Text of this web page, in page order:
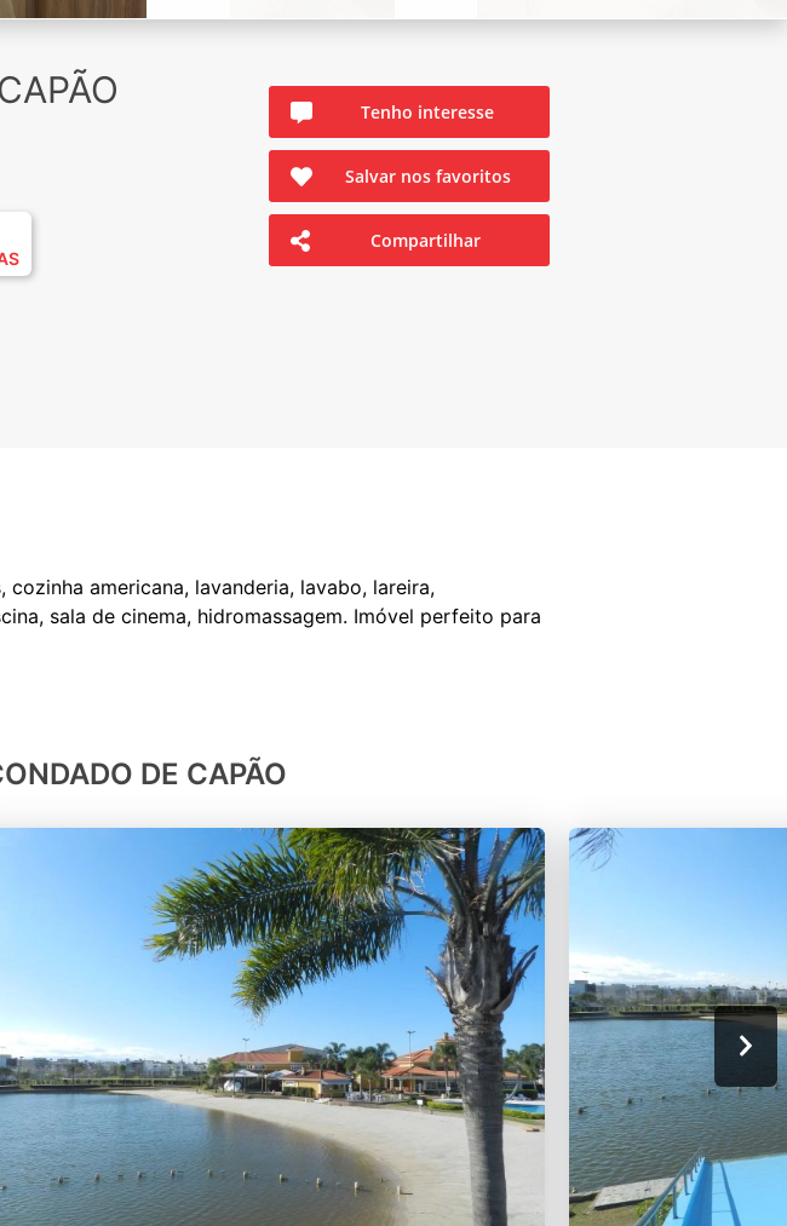
Tenho interesse
Salvar nos favoritos
Compartilhar
americana, lavanderia, lavabo, lareira,
sala de cinema, hidromassagem. Imóvel perfeito para
DE CAPÃO